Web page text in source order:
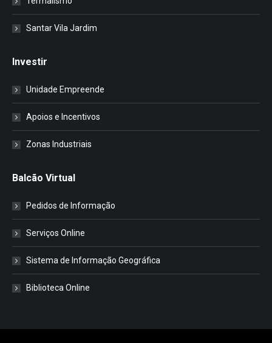
Santar Vila Jardim
Investir
Unidade Empreende
Apoios e Incentivos
Zonas Industriais
Balcão Virtual
Pedidos de Informação
Serviços Online
Sistema de Informação Geográfica
Biblioteca Online